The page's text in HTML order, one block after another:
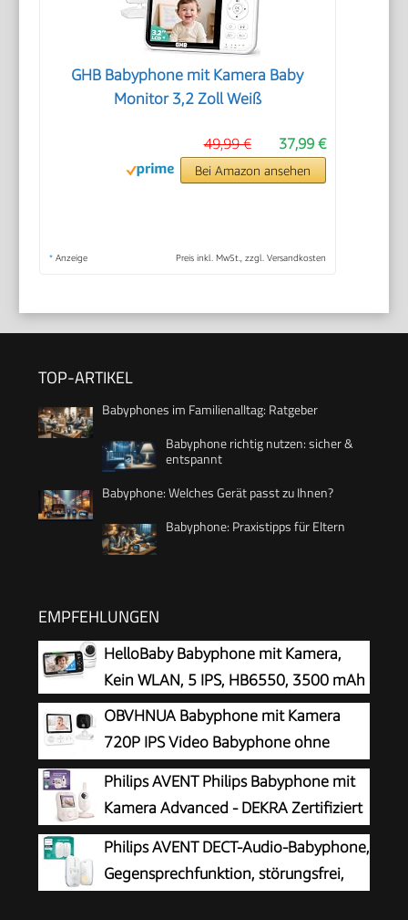
GHB Babyphone mit Kamera Baby
Monitor 3,2 Zoll Weiß
37,99 €
49,99 €
Bei Amazon ansehen
* Anzeige Preis inkl. MwSt., zzgl. Versandkosten
TOP-ARTIKEL
Babyphones im Familienalltag: Ratgeber
Babyphone richtig nutzen: sicher &
entspannt
Babyphone: Welches Gerät passt zu Ihnen?
Babyphone: Praxistipps für Eltern
EMPFEHLUNGEN
HelloBaby Babyphone mit Kamera,
Kein WLAN, 5 IPS, HB6550, 3500 mAh
OBVHNUA Babyphone mit Kamera
720P IPS Video Babyphone ohne
WLAN mit 2000mAh Akku Digitale
Zoomfunktion Nachtsicht Temperatur-Alarm
Zwei-Wege-Audio Schlaflieder VOX-Modus
Philips AVENT Philips Babyphone mit
Kamera Advanced - DEKRA Zertifiziert
privat und sicher - 2.8 Display, x2
Zoom, Infrarot-Nachtsicht, Schlafliedern (Model
SCD881/26)
Philips AVENT DECT-Audio-Babyphone,
Gegensprechfunktion, störungsfrei,